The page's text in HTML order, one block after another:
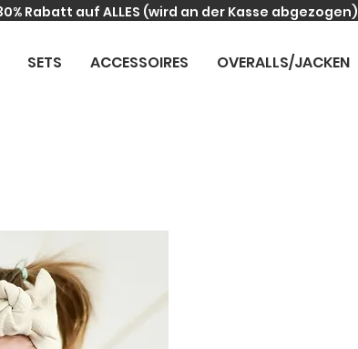
Rabatt auf ALLES (wird an der Kasse abgezogen)
SETS ACCESSOIRES OVERALLS/JACKEN